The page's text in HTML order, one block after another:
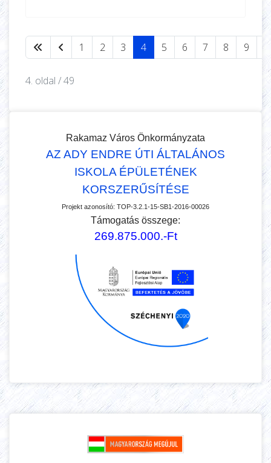
1 2 3 4 5 6 7 8 9
4. oldal / 49
Rakamaz Város Önkormányzata
AZ ADY ENDRE ÚTI ÁLTALÁNOS
ISKOLA ÉPÜLETÉNEK
KORSZERŰSÍTÉSE
Projekt azonosító: TOP-3.2.1-15-SB1-2016-00026
Támogatás összege:
269.875.000.-Ft